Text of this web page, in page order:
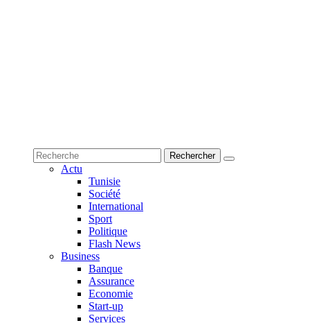
Actu
Tunisie
Société
International
Sport
Politique
Flash News
Business
Banque
Assurance
Economie
Start-up
Services